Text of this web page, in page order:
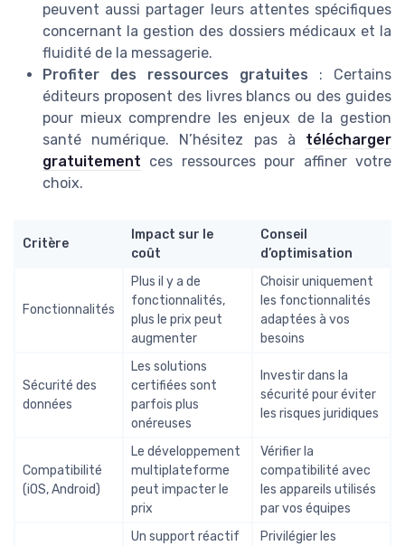
peuvent aussi partager leurs attentes spécifiques
concernant la gestion des dossiers médicaux et la
fluidité de la messagerie.
Profiter des ressources gratuites : Certains
éditeurs proposent des livres blancs ou des guides
pour mieux comprendre les enjeux de la gestion
santé numérique. N’hésitez pas à télécharger
gratuitement ces ressources pour affiner votre
choix.
Critère
Impact sur le
coût
Conseil
d’optimisation
Fonctionnalités
Plus il y a de
fonctionnalités,
plus le prix peut
augmenter
Choisir uniquement
les fonctionnalités
adaptées à vos
besoins
Sécurité des
données
Les solutions
certifiées sont
parfois plus
onéreuses
Investir dans la
sécurité pour éviter
les risques juridiques
Compatibilité
(iOS, Android)
Le développement
multiplateforme
peut impacter le
prix
Vérifier la
compatibilité avec
les appareils utilisés
par vos équipes
Un support réactif
Privilégier les